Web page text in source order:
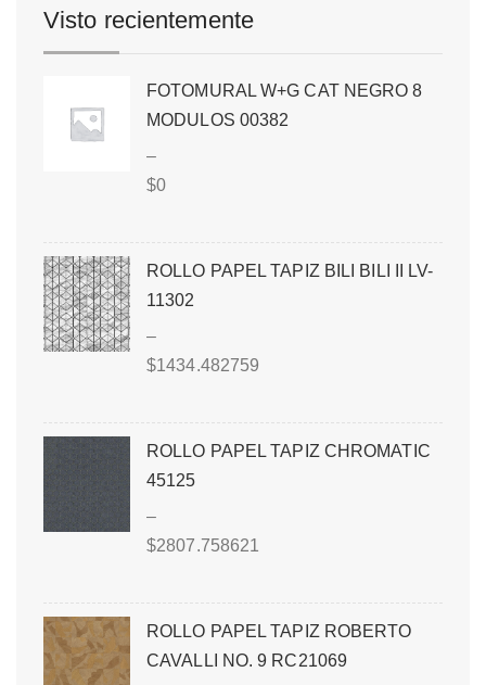
Visto recientemente
FOTOMURAL W+G CAT NEGRO 8
MODULOS 00382
–
$0
ROLLO PAPEL TAPIZ BILI BILI II LV-
11302
–
$1434.482759
ROLLO PAPEL TAPIZ CHROMATIC
45125
–
$2807.758621
ROLLO PAPEL TAPIZ ROBERTO
CAVALLI NO. 9 RC21069